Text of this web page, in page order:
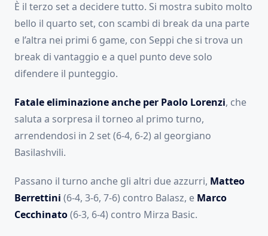
È il terzo set a decidere tutto. Si mostra subito molto
bello il quarto set, con scambi di break da una parte
e l’altra nei primi 6 game, con Seppi che si trova un
break di vantaggio e a quel punto deve solo
difendere il punteggio.
Fatale eliminazione anche per Paolo Lorenzi, che
saluta a sorpresa il torneo al primo turno,
arrendendosi in 2 set (6-4, 6-2) al georgiano
Basilashvili.
Passano il turno anche gli altri due azzurri, Matteo
Berrettini (6-4, 3-6, 7-6) contro Balasz, e Marco
Cecchinato(6-3, 6-4) contro Mirza Basic.